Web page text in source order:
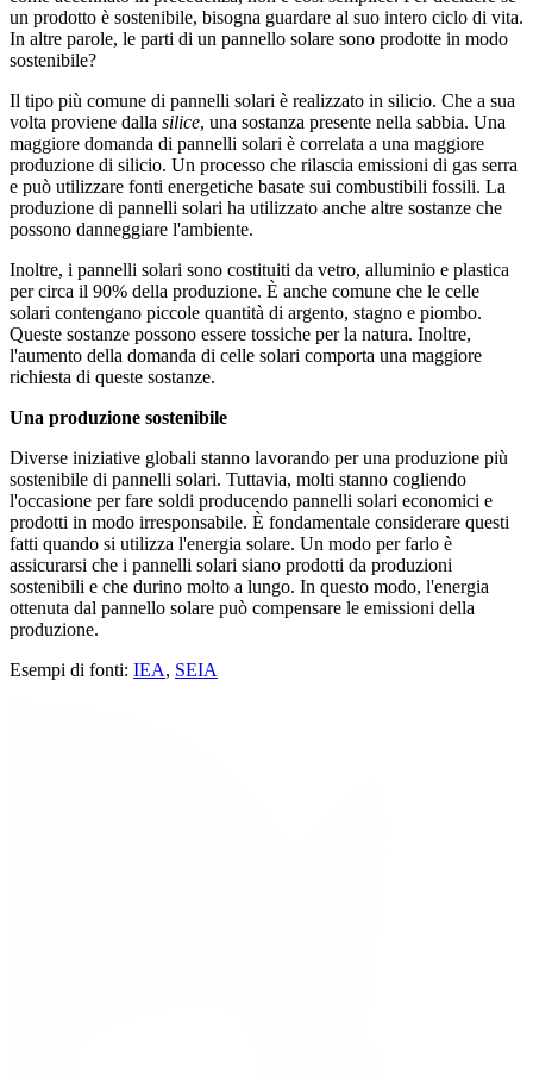
un prodotto è sostenibile, bisogna guardare al suo intero ciclo di vita.
In altre parole, le parti di un pannello solare sono prodotte in modo
sostenibile?
Il tipo più comune di pannelli solari è realizzato in silicio. Che a sua
volta proviene dalla silice, una sostanza presente nella sabbia. Una
maggiore domanda di pannelli solari è correlata a una maggiore
produzione di silicio. Un processo che rilascia emissioni di gas serra
e può utilizzare fonti energetiche basate sui combustibili fossili. La
produzione di pannelli solari ha utilizzato anche altre sostanze che
possono danneggiare l'ambiente.
Inoltre, i pannelli solari sono costituiti da vetro, alluminio e plastica
per circa il 90% della produzione. È anche comune che le celle
solari contengano piccole quantità di argento, stagno e piombo.
Queste sostanze possono essere tossiche per la natura. Inoltre,
l'aumento della domanda di celle solari comporta una maggiore
richiesta di queste sostanze.
Una produzione sostenibile
Diverse iniziative globali stanno lavorando per una produzione più
sostenibile di pannelli solari. Tuttavia, molti stanno cogliendo
l'occasione per fare soldi producendo pannelli solari economici e
prodotti in modo irresponsabile. È fondamentale considerare questi
fatti quando si utilizza l'energia solare. Un modo per farlo è
assicurarsi che i pannelli solari siano prodotti da produzioni
sostenibili e che durino molto a lungo. In questo modo, l'energia
ottenuta dal pannello solare può compensare le emissioni della
produzione.
Esempi di fonti: IEA, SEIA